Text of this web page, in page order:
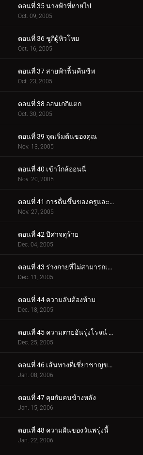
ตอนที่ 35 นางฟ้าที่หายไป
Oct. 09, 2005
ตอนที่ 36 ชูกิผู้หิวโหย
Oct. 16, 2005
ตอนที่ 37 สายฟ้าฟื้นคืนชีพ
Oct. 23, 2005
ตอนที่ 38 ออนเกกิแตก
Oct. 30, 2005
ตอนที่ 39 จุดเริ่มต้นของคุณ
Nov. 13, 2005
ตอนที่ 40 เข้าใกล้ออนนี่
Nov. 20, 2005
ตอนที่ 41 การตื่นขึ้นของครูและนักเรียน
Nov. 27, 2005
ตอนที่ 42 ปีศาจดุร้าย
Dec. 04, 2005
ตอนที่ 43 ร่างกายที่ไม่สามารถเปลี่ยนแปลงได้
Dec. 11, 2005
ตอนที่ 44 ความลับต้องห้าม
Dec. 18, 2005
ตอนที่ 45 ความตายอันรุ่งโรจน์ ซันกิ
Dec. 25, 2005
ตอนที่ 46 เส้นทางที่เชี่ยวชาญของ Oni
Jan. 08, 2006
ตอนที่ 47 คุยกับคนข้างหลัง
Jan. 15, 2006
ตอนที่ 48 ความฝันของวันพรุ่งนี้
Jan. 22, 2006